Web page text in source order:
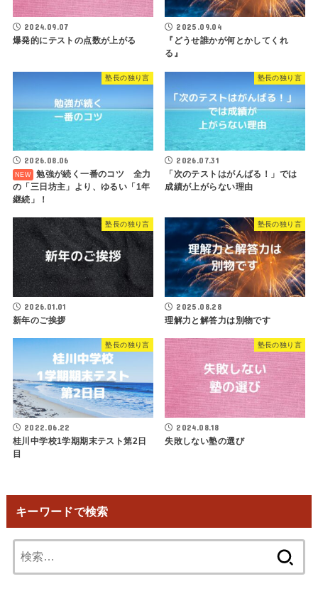
2024.09.07
爆発的にテストの点数が上がる
2025.09.04
『どうせ誰かが何とかしてくれ
る』
塾長の独り言
2026.08.06
勉強が続く一番のコツ 全力
の「三日坊主」より、ゆるい「1年
継続」！
塾長の独り言
2026.07.31
「次のテストはがんばる！」では
成績が上がらない理由
塾長の独り言
2026.01.01
新年のご挨拶
塾長の独り言
2025.08.28
理解力と解答力は別物です
塾長の独り言
2022.06.22
桂川中学校1学期期末テスト第2日
目
塾長の独り言
2024.08.18
失敗しない塾の選び
キーワードで検索
索: